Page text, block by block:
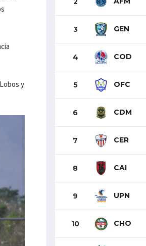
y
3 GEN
4 COD
5 OFC
6 CDM
7 CER
8 CAI
9 UPN
10 CHO